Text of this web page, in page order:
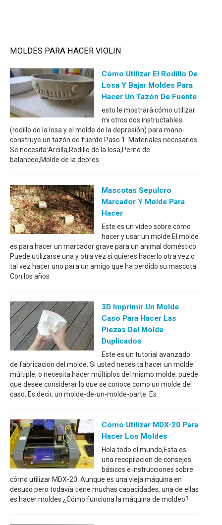
MOLDES PARA HACER VIOLIN
Cómo Utilizar El Rodillo De
Losa Y Bajar Moldes Para
Hacer Un Tazón De Fuente
esto le mostrará cómo utilizar
mi otros dos instructables
(rodillo de la losa y el molde de la depresión) para mano-
construye un tazón de fuente.Paso 1: Materiales necesarios
Se necesita:Arcilla,Rodillo de la losa,Perno de
balanceo,Molde de la depres
Mascotas Sepulcro
Marcador Y Molde Para
Hacer
Este es un vídeo sobre cómo
hacer y usar un molde.El molde
es para hacer un marcador grave para un animal doméstico.
Puede utilizarse una y otra vez si quieres hacerlo otra vez o
tal vez hacer uno para un amigo que ha perdido su mascota.
Con los años
3D Imprimir Un Molde
Caso Para Hacer Las
Piezas Del Molde
Duplicados
Este es un tutorial avanzado
de fabricación del molde. Si usted necesita hacer un molde
múltiple, o necesita hacer múltiplos del mismo molde, puede
que desee considerar lo que se conoce como un molde del
caso. Es decir, un molde-de-un-molde-parte. Es
Cómo Utilizar MDX-20 Para
Hacer Los Moldes
Hola todo el mundo,Esta es
una recopilacion de consejos
básicos e instrucciones sobre
cómo utilizar MDX-20. Aunque es una vieja máquina en
desuso pero todavía tiene muchas capacidades, una de ellas
es hacer moldes.¿Cómo funciona la máquina de moldeo?